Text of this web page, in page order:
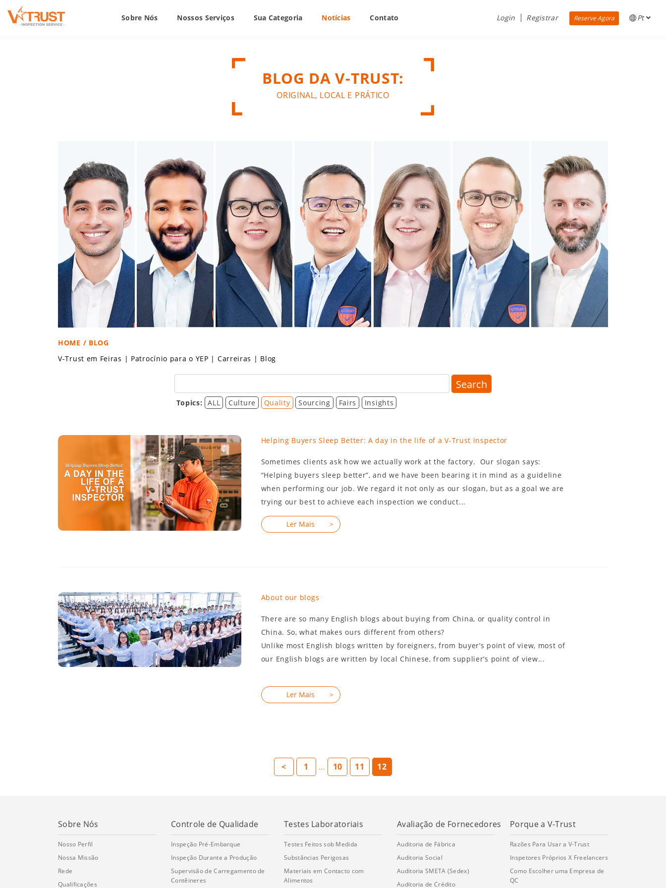
Sobre Nós Nossos Serviços Sua Categoria Notícias Contato Login Registrar Reserve Agora Pt
BLOG DA V-TRUST:
ORIGINAL, LOCAL E PRÁTICO
HOME / BLOG
V-Trust em Feiras | Patrocínio para o YEP | Carreiras | Blog
Search
Topics: ALL Culture Quality Sourcing Fairs Insights
Helping Buyers Sleep Better: A day in the life of a V-Trust inspector
Sometimes clients ask how we actually work at the factory. Our slogan says:
“Helping buyers sleep better”, and we have been bearing it in mind as a guideline
when performing our job. We regard it not only as our slogan, but as a goal we are
trying our best to achieve each inspection we conduct...
About our blogs
There are so many English blogs about buying from China, or quality control in
China. So, what makes ours different from others?
Unlike most English blogs written by foreigners, from buyer’s point of view, most of
our English blogs are written by local Chinese, from supplier’s point of view...
< 1 ... 10 11 12
Sobre Nós
Nosso Perfil
Nossa Missão
Rede
Qualificações
Controle de Qualidade
Inspeção Pré-Embarque
Inspeção Durante a Produção
Supervisão de Carregamento de
Contêineres
Testes Laboratoriais
Testes Feitos sob Medida
Substâncias Perigosas
Materiais em Contacto com
Alimentos
Avaliação de Fornecedores
Auditoria de Fábrica
Auditoria Social
Auditoria SMETA (Sedex)
Auditoria de Crédito
Porque a V-Trust
Razões Para Usar a V-Trust
Inspetores Próprios X Freelancers
Como Escolher uma Empresa de
QC